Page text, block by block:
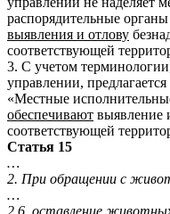
распорядительные
выявления и отлову
соответствующей
3. С учетом
управлении,
«Местные
обеспечивают выявление
соответствующей
Статья 15
…
2. При обращении с
…
2.6. оставление